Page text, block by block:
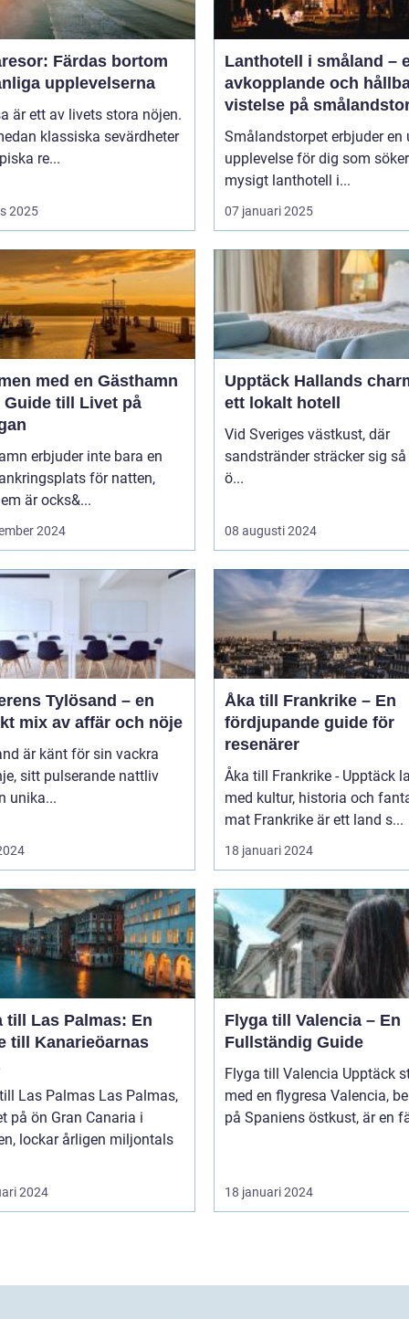
Färdas bortom
upplevelserna
är ett av livets stora nöjen.
klassiska sevärdheter
re...
2025
Lanthotell i småland –
avkopplande och
vistelse på
Smålandstorpet erbjuder en
upplevelse för dig som
mysigt lanthotell i...
07 januari 2025
med en Gästhamn
Guide till Livet på
erbjuder inte bara en
för natten,
är ocks&...
2024
Upptäck Hallands
ett lokalt hotell
Vid Sveriges västkust, där
sandstränder sträcker sig
ö...
08 augusti 2024
Tylösand – en
mix av affär och nöje
är känt för sin vackra
sitt pulserande nattliv
unika...
Åka till Frankrike – En
fördjupande guide för
resenärer
Åka till Frankrike - Upptäck
med kultur, historia och
mat Frankrike är ett land s...
18 januari 2024
till Las Palmas: En
till Kanarieöarnas
Palmas Las Palmas,
på ön Gran Canaria i
lockar årligen miljontals
2024
Flyga till Valencia – En
Fullständig Guide
Flyga till Valencia Upptäck staden
med en flygresa Valencia, beläget
på Spaniens östkust, är en
18 januari 2024